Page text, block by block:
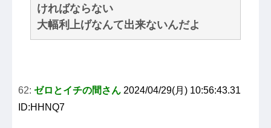
ければならない
大幅利上げなんて出来ないんだよ
62: ゼロとイチの間さん 2024/04/29(月) 10:56:43.31
ID:HHNQ7